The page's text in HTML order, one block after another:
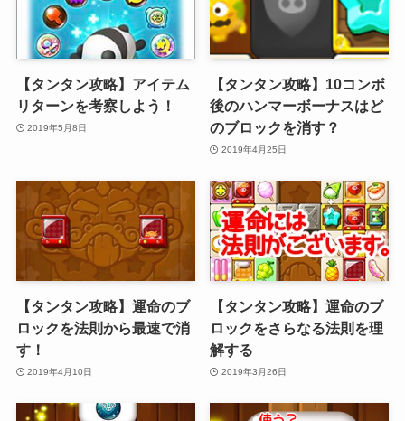
【タンタン攻略】アイテム
リターンを考察しよう！
2019年5月8日
【タンタン攻略】10コンボ
後のハンマーボーナスはど
のブロックを消す？
2019年4月25日
【タンタン攻略】運命のブ
ロックを法則から最速で消
す！
2019年4月10日
【タンタン攻略】運命のブ
ロックをさらなる法則を理
解する
2019年3月26日